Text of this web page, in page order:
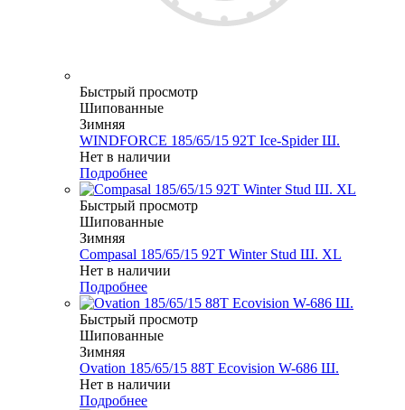
Быстрый просмотр
Шипованные
Зимняя
WINDFORCE 185/65/15 92T Ice-Spider Ш.
Нет в наличии
Подробнее
Быстрый просмотр
Шипованные
Зимняя
Compasal 185/65/15 92T Winter Stud Ш. XL
Нет в наличии
Подробнее
Быстрый просмотр
Шипованные
Зимняя
Ovation 185/65/15 88T Ecovision W-686 Ш.
Нет в наличии
Подробнее